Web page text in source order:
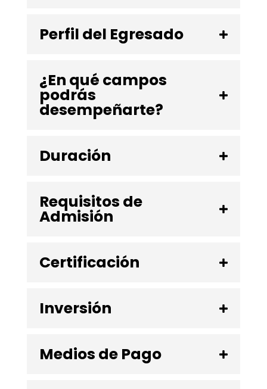
Perfil del Egresado
¿En qué campos
podrás
desempeñarte?
Duración
Requisitos de
Admisión
Certificación
Inversión
Medios de Pago